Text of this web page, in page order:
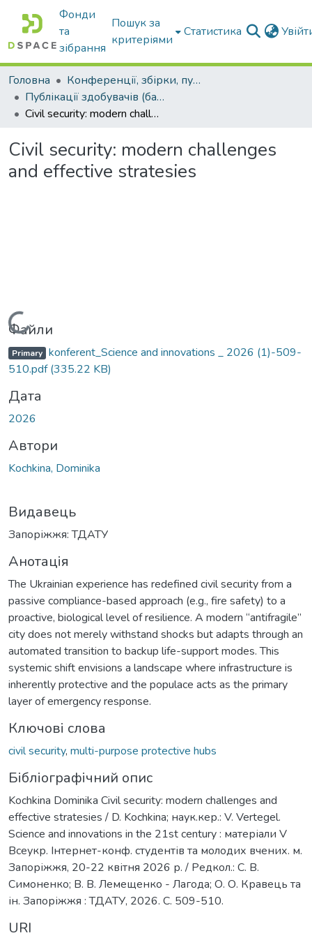
Фонди
та
зібрання
Пошук за
критеріями
Статистика
Головна
Конференції, збірки, публікації молодих вчених і здобувачів : магістрів, бакалаврів, аспірантів.
Публікації здобувачів (бакалаврів. магістрів, аспірантів)
Civil security: modern challenges and effective stratesies
Civil security: modern challenges
and effective stratesies
Вантажиться...
Файли
Primary konferent_Science and innovations _ 2026 (1)-509-
510.pdf(335.22 KB)
Дата
2026
Автори
Kochkina, Dominika
Видавець
Запоріжжя: ТДАТУ
Анотація
The Ukrainian experience has redefined civil security from a
passive compliance-based approach (e.g., fire safety) to a
proactive, biological level of resilience. A modern “antifragile”
city does not merely withstand shocks but adapts through an
automated transition to backup life-support modes. This
systemic shift envisions a landscape where infrastructure is
inherently protective and the populace acts as the primary
layer of emergency response.
Ключові слова
civil security, multi-purpose protective hubs
Бібліографічний опис
Kochkina Dominika Civil security: modern challenges and
effective stratesies / D. Kochkina; наук.кер.: V. Vertegel.
Science and innovations in the 21st century : матеріали V
Всеукр. Інтернет-конф. студентів та молодих вчених. м.
Запоріжжя, 20-22 квітня 2026 р. / Редкол.: С. В.
Симоненко; В. В. Лемещенко - Лагода; О. О. Кравець та
ін. Запоріжжя : ТДАТУ, 2026. C. 509-510.
URI